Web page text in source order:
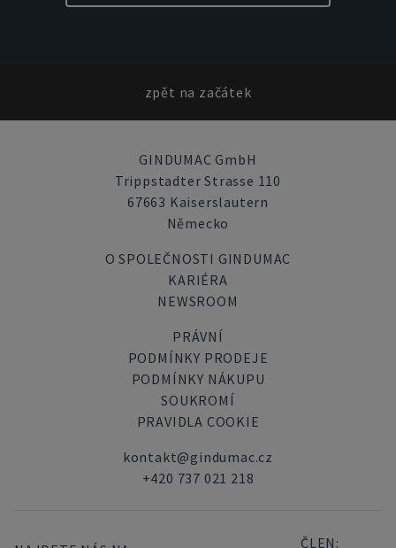
zpět na začátek
GINDUMAC GmbH
Trippstadter Strasse 110
67663 Kaiserslautern
Německo
O SPOLEČNOSTI GINDUMAC
KARIÉRA
NEWSROOM
PRÁVNÍ
PODMÍNKY PRODEJE
PODMÍNKY NÁKUPU
SOUKROMÍ
PRAVIDLA COOKIE
kontakt@gindumac.cz
+420 737 021 218
ČLEN: